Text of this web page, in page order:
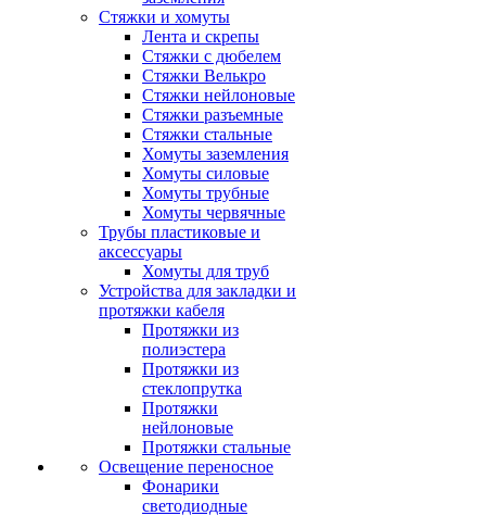
Стяжки и хомуты
Лента и скрепы
Стяжки c дюбелем
Стяжки Велькро
Стяжки нейлоновые
Стяжки разъемные
Стяжки стальные
Хомуты заземления
Хомуты силовые
Хомуты трубные
Хомуты червячные
Трубы пластиковые и
аксессуары
Хомуты для труб
Устройства для закладки и
протяжки кабеля
Протяжки из
полиэстера
Протяжки из
стеклопрутка
Протяжки
нейлоновые
Протяжки стальные
Освещение переносное
Фонарики
светодиодные